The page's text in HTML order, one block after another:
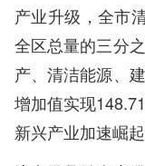
产业升级，全市
全区总量的三分
产、清洁能源、
增加值实现
新兴产业加速崛起